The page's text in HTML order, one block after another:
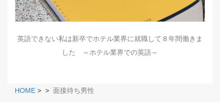
英語できない私は新卒でホテル業界に就職して８年間働きま
した ～ホテル業界での英語～
HOME > > 面接待ち男性